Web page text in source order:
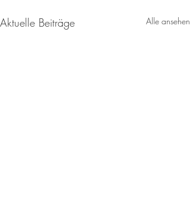
Aktuelle Beiträge Alle ansehen